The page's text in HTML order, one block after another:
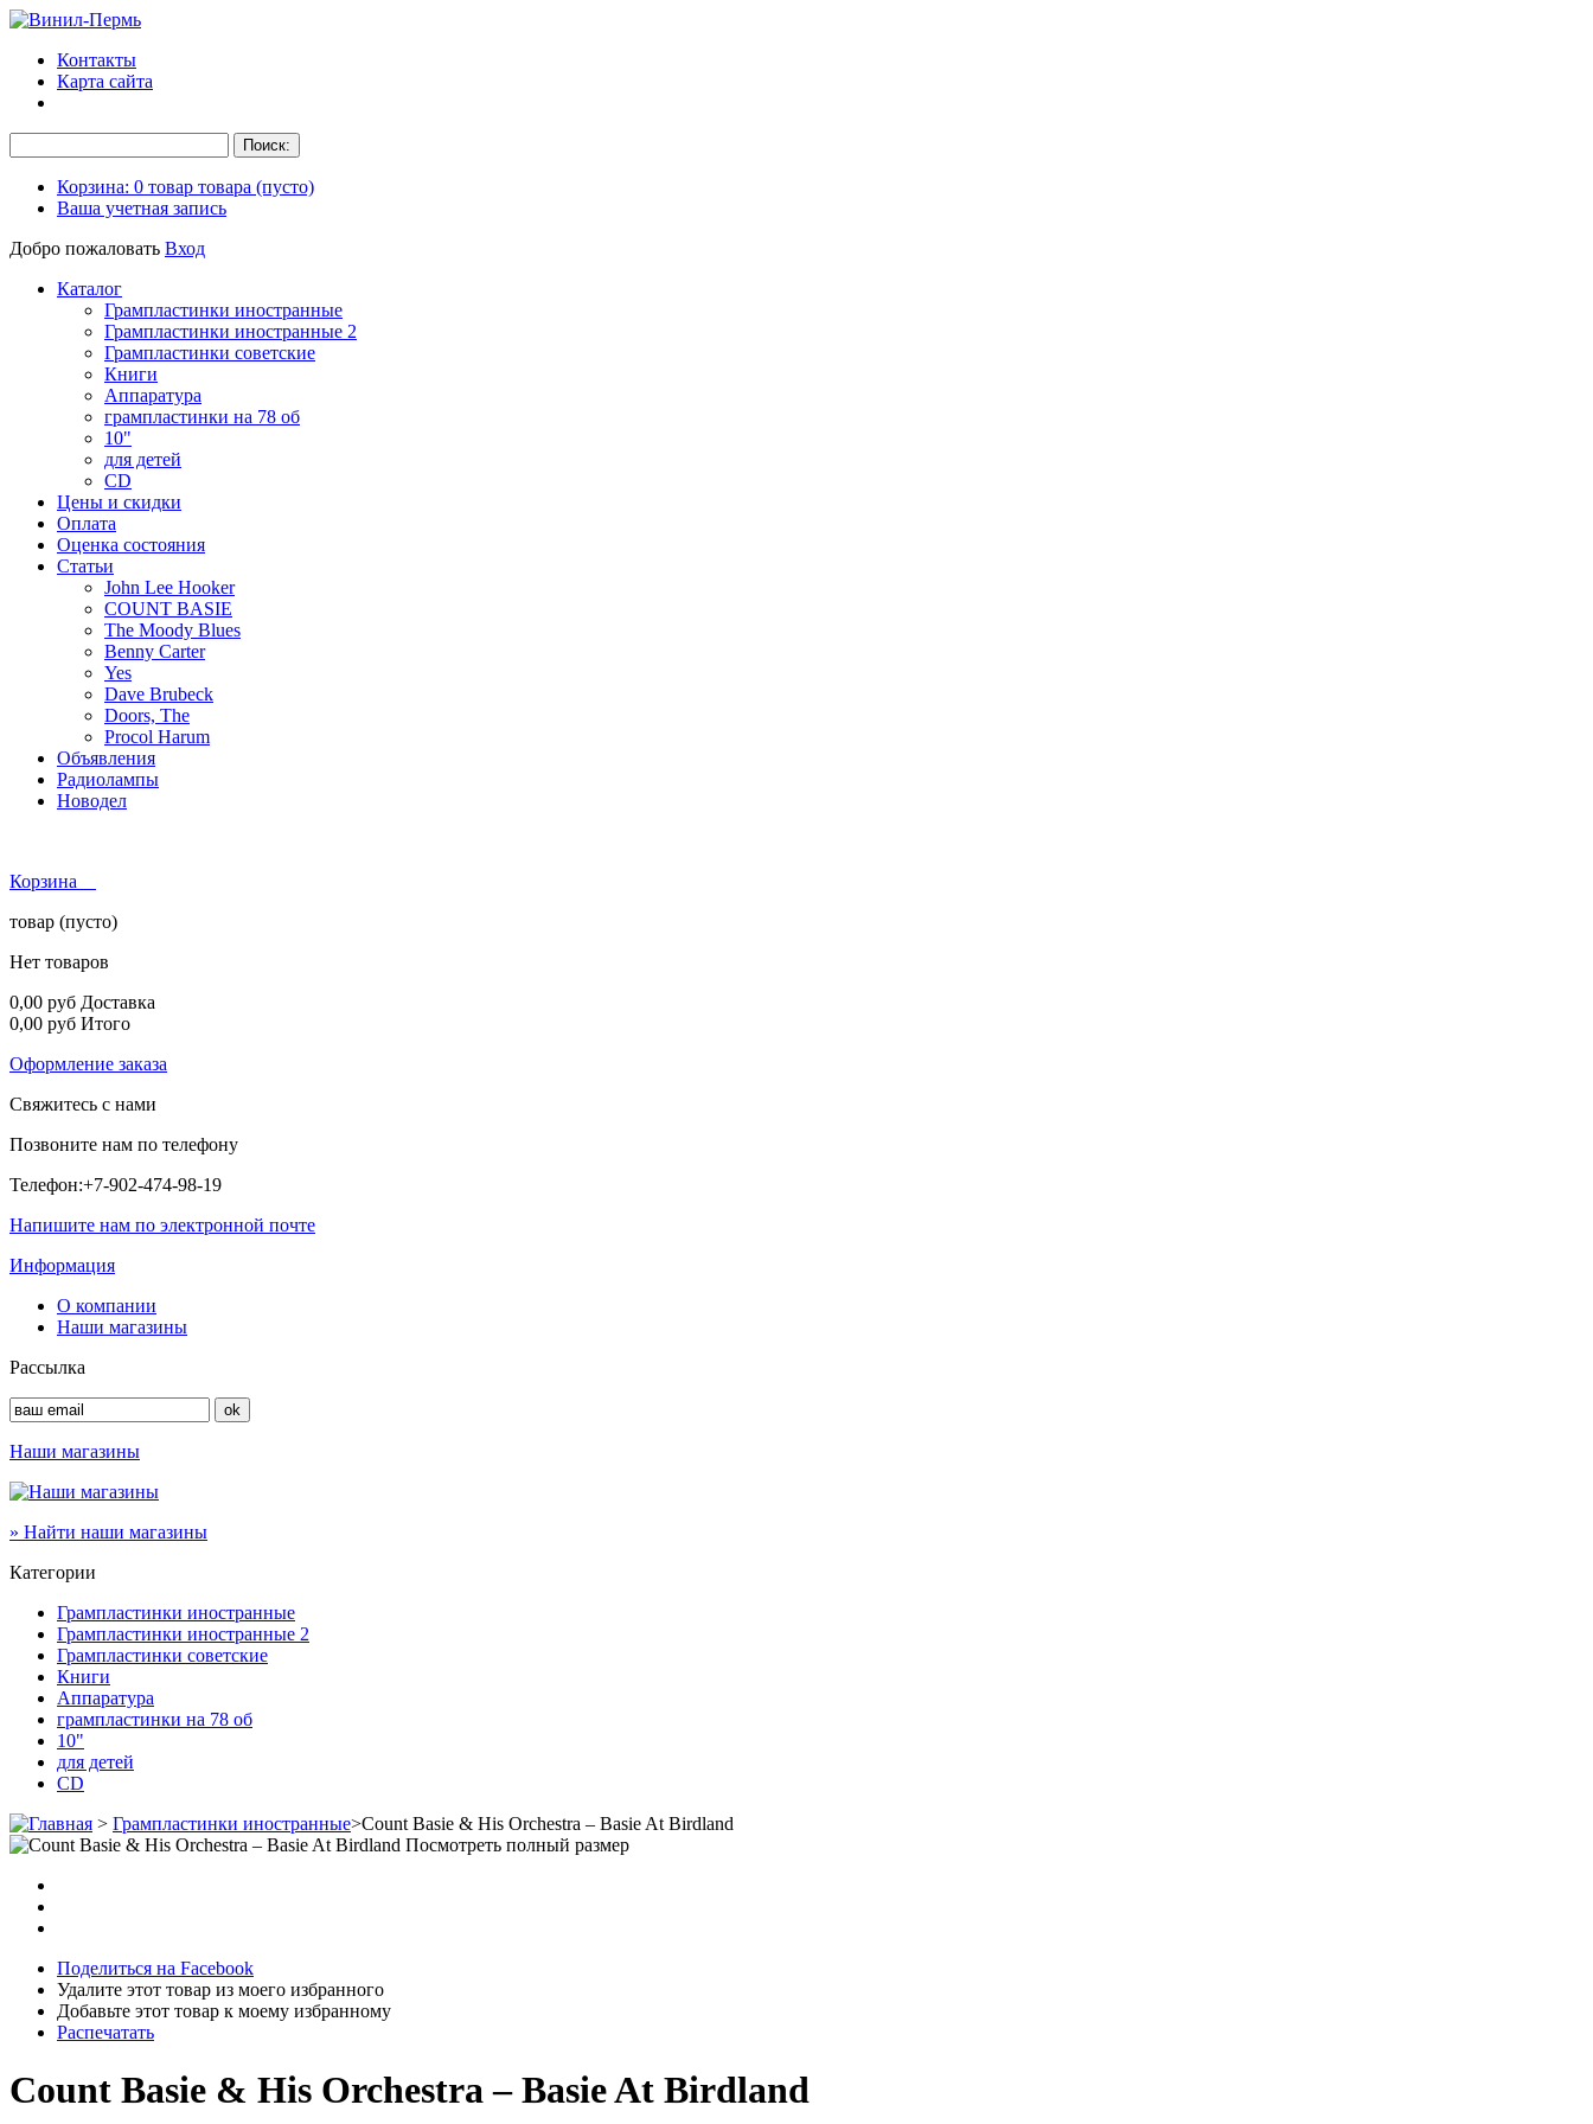
Контакты
Карта сайта
Корзина: 0 товар товара (пусто)
Ваша учетная запись
Добро пожаловать Вход
Каталог
Грампластинки иностранные
Грампластинки иностранные 2
Грампластинки советские
Книги
Аппаратура
грампластинки на 78 об
10"
для детей
CD
Цены и скидки
Оплата
Оценка состояния
Статьи
John Lee Hooker
COUNT BASIE
The Moody Blues
Benny Carter
Yes
Dave Brubeck
Doors, The
Procol Harum
Объявления
Радиолампы
Новодел
Корзина
товар (пусто)
Нет товаров
0,00 руб Доставка
0,00 руб Итого
Оформление заказа
Свяжитесь с нами
Позвоните нам по телефону
Телефон:+7-902-474-98-19
Напишите нам по электронной почте
Информация
О компании
Наши магазины
Рассылка
Наши магазины
» Найти наши магазины
Категории
Грампластинки иностранные
Грампластинки иностранные 2
Грампластинки советские
Книги
Аппаратура
грампластинки на 78 об
10"
для детей
CD
> Грампластинки иностранные>Count Basie & His Orchestra ‎– Basie At Birdland
Посмотреть полный размер
Поделиться на Facebook
Удалите этот товар из моего избранного
Добавьте этот товар к моему избранному
Распечатать
Count Basie & His Orchestra ‎– Basie At Birdland